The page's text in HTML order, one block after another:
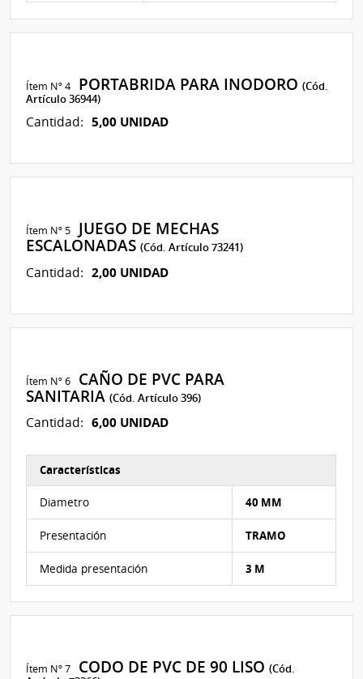
Ítem Nº 4 PORTABRIDA PARA INODORO(Cód.
Artículo 36944)
Cantidad: 5,00 UNIDAD
Ítem Nº 5
JUEGO DE MECHAS
ESCALONADAS(Cód. Artículo 73241)
Cantidad: 2,00 UNIDAD
Ítem Nº 6
CAÑO DE PVC PARA
SANITARIA(Cód. Artículo 396)
Cantidad: 6,00 UNIDAD
Características
Diametro 40 MM
Presentación TRAMO
Medida presentación 3 M
Ítem Nº 7 CODO DE PVC DE 90 LISO(Cód.